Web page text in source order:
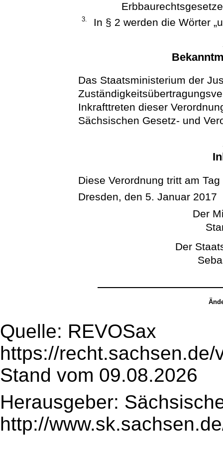
3. In § 2 werden die Wörter
Das Staatsministerium der
Inkrafttreten dieser
Sächsischen Gesetz- und
Diese Verordnung tritt am
Dresden, den 5. Januar 2017
Der
Der
Quelle: REVOSax
https://
Stand vom 09.08.2026
Herausgeber:
http://